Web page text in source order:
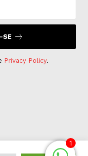
SE
Privacy Policy.
1